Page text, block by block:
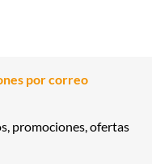
por correo
promociones, ofertas